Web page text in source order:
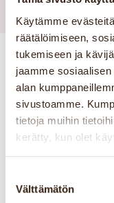
Käytämme
räätälöimiseen,
tukemiseen ja
jaamme
alan
sivustoamme.
tietoja muihin
kerätty, kun olet
valinta
Välttämätön
Robert’s